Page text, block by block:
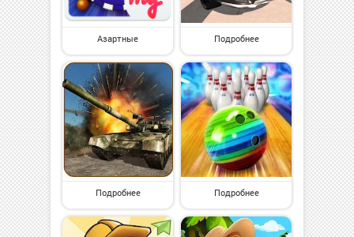
Азартные Подробнее
Подробнее Подробнее